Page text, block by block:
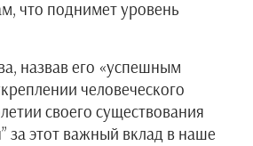
что поднимет уровень
назвав его «успешным
человеческого
своего существования
этот важный вклад в наше